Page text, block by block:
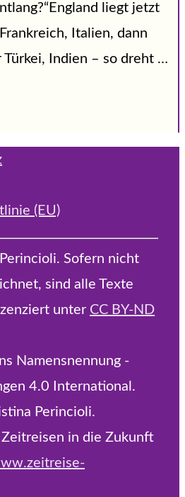
liegt jetzt
Italien, dann
Türkei, Indien – so dreht …
(EU)
Sofern nicht
sind alle Texte
unter CC BY-ND
Namensnennung -
4.0 International.
Perincioli.
in die Zukunft